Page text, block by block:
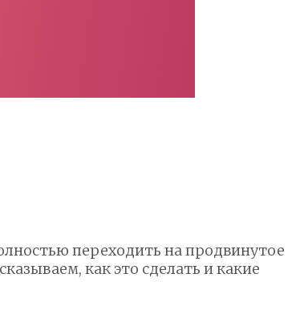
переходить на продвинутое
как это сделать и какие